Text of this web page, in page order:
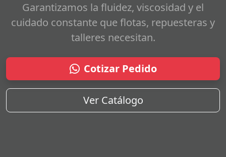
Garantizamos la fluidez, viscosidad y el
cuidado constante que flotas, repuesteras y
talleres necesitan.
Cotizar Pedido
Ver Catálogo